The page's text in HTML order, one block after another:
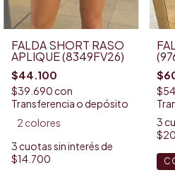
FALDA SHORT RASO
APLIQUE (8349FV26)
$44.100
$39.690con
Transferencia o depósito
2 colores
3cuotas sin interés de
$14.700
3